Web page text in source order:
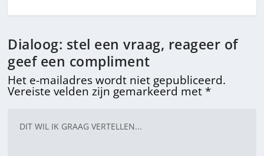
Dialoog: stel een vraag, reageer of
geef een compliment
Het e-mailadres wordt niet gepubliceerd.
Vereiste velden zijn gemarkeerd met *